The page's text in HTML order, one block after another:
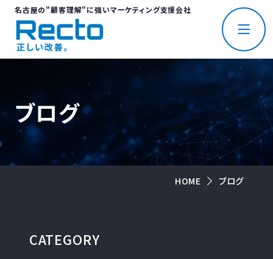
名古屋の"顧客理解"に強いマーケティング支援会社
ブログ
HOME ブログ
CATEGORY